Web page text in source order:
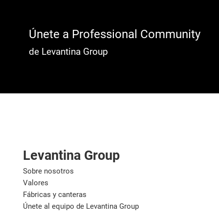
Únete a Professional Community
de Levantina Group
Levantina Group
Sobre nosotros
Valores
Fábricas y canteras
Únete al equipo de Levantina Group